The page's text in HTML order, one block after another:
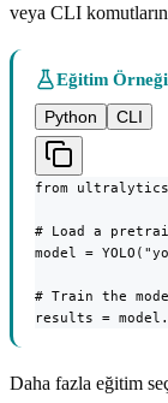
veya CLI
Eğitim Örneği
Python
CLI
from ultralytics
# Load a
model =
# Train the
results =
Daha fazla eğitim